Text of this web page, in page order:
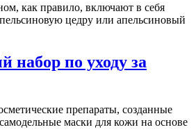
как правило, включают в себя
цедру или апельсиновый
набор по уходу за
препараты, созданные
маски для кожи на основе